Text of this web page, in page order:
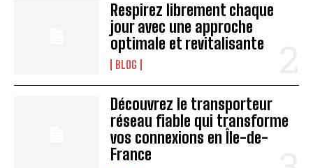
Respirez librement chaque
jour avec une approche
optimale et revitalisante
BLOG
Découvrez le transporteur
réseau fiable qui transforme
vos connexions en Île-de-
France